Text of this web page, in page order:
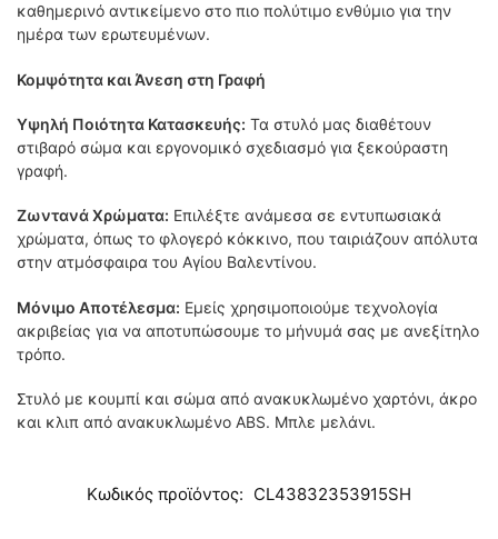
καθημερινό αντικείμενο στο πιο πολύτιμο ενθύμιο για την
ημέρα των ερωτευμένων.
Κομψότητα και Άνεση στη Γραφή
Υψηλή Ποιότητα Κατασκευής: Τα στυλό μας διαθέτουν
στιβαρό σώμα και εργονομικό σχεδιασμό για ξεκούραστη
γραφή.
Ζωντανά Χρώματα: Επιλέξτε ανάμεσα σε εντυπωσιακά
χρώματα, όπως το φλογερό κόκκινο, που ταιριάζουν απόλυτα
στην ατμόσφαιρα του Αγίου Βαλεντίνου.
Μόνιμο Αποτέλεσμα: Εμείς χρησιμοποιούμε τεχνολογία
ακριβείας για να αποτυπώσουμε το μήνυμά σας με ανεξίτηλο
τρόπο.
Στυλό με κουμπί και σώμα από ανακυκλωμένο χαρτόνι, άκρο
και κλιπ από ανακυκλωμένο ABS. Μπλε μελάνι.
Κωδικός προϊόντος: CL43832353915SH